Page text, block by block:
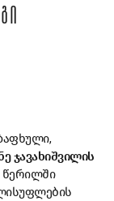
ჯავახიშვილის
წერილში